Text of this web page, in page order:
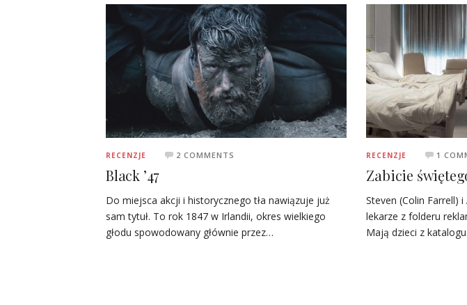
RECENZJE 2 COMMENTS
Black ’47
Do miejsca akcji i historycznego tła nawiązuje już
sam tytuł. To rok 1847 w Irlandii, okres wielkiego
głodu spowodowany głównie przez…
RECENZJE 1
Zabicie
Steven (Colin Farrell)
lekarze z folderu
Mają dzieci z